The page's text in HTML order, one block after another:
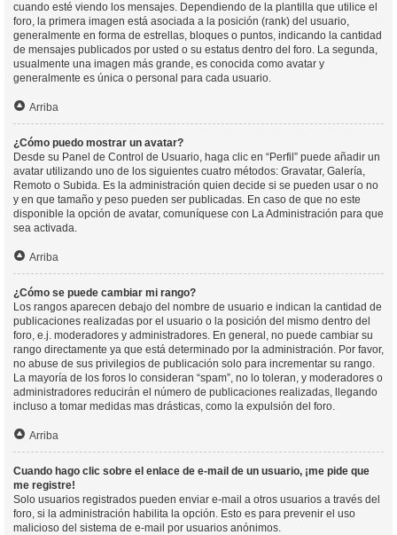
cuando esté viendo los mensajes. Dependiendo de la plantilla que utilice el
foro, la primera imagen está asociada a la posición (rank) del usuario,
generalmente en forma de estrellas, bloques o puntos, indicando la cantidad
de mensajes publicados por usted o su estatus dentro del foro. La segunda,
usualmente una imagen más grande, es conocida como avatar y
generalmente es única o personal para cada usuario.
Arriba
¿Cómo puedo mostrar un avatar?
Desde su Panel de Control de Usuario, haga clic en “Perfil” puede añadir un
avatar utilizando uno de los siguientes cuatro métodos: Gravatar, Galería,
Remoto o Subida. Es la administración quien decide si se pueden usar o no
y en que tamaño y peso pueden ser publicadas. En caso de que no este
disponible la opción de avatar, comuníquese con La Administración para que
sea activada.
Arriba
¿Cómo se puede cambiar mi rango?
Los rangos aparecen debajo del nombre de usuario e indican la cantidad de
publicaciones realizadas por el usuario o la posición del mismo dentro del
foro, e.j. moderadores y administradores. En general, no puede cambiar su
rango directamente ya que está determinado por la administración. Por favor,
no abuse de sus privilegios de publicación solo para incrementar su rango.
La mayoría de los foros lo consideran “spam”, no lo toleran, y moderadores o
administradores reducirán el número de publicaciones realizadas, llegando
incluso a tomar medidas mas drásticas, como la expulsión del foro.
Arriba
Cuando hago clic sobre el enlace de e-mail de un usuario, ¡me pide que
me registre!
Solo usuarios registrados pueden enviar e-mail a otros usuarios a través del
foro, si la administración habilita la opción. Esto es para prevenir el uso
malicioso del sistema de e-mail por usuarios anónimos.